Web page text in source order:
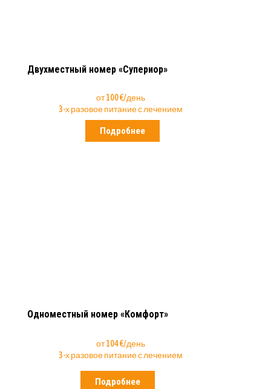
Двухместный номер «Супериор»
от 100 €/день
3-х разовое питание с лечением
Подробнее
Одноместный номер «Комфорт»
от 104 €/день
3-х разовое питание с лечением
Подробнее